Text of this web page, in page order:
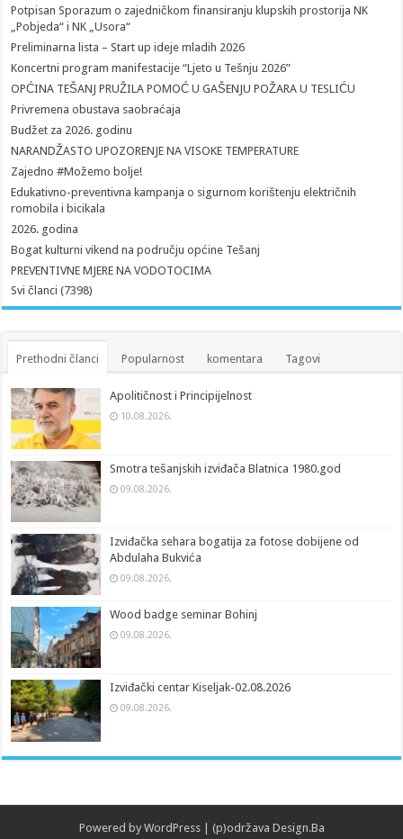
Potpisan Sporazum o zajedničkom finansiranju klupskih prostorija NK
„Pobjeda“ i NK „Usora“
Preliminarna lista – Start up ideje mladih 2026
Koncertni program manifestacije “Ljeto u Tešnju 2026”
OPĆINA TEŠANJ PRUŽILA POMOĆ U GAŠENJU POŽARA U TESLIĆU
Privremena obustava saobraćaja
Budžet za 2026. godinu
NARANDŽASTO UPOZORENJE NA VISOKE TEMPERATURE
Zajedno #Možemo bolje!
Edukativno-preventivna kampanja o sigurnom korištenju električnih
romobila i bicikala
2026. godina
Bogat kulturni vikend na području općine Tešanj
PREVENTIVNE MJERE NA VODOTOCIMA
Svi članci (7398)
Prethodni članci Popularnost komentara Tagovi
Apolitičnost i Principijelnost
10.08.2026.
Smotra tešanjskih izviđača Blatnica 1980.god
09.08.2026.
Izviđačka sehara bogatija za fotose dobijene od
Abdulaha Bukvića
09.08.2026.
Wood badge seminar Bohinj
09.08.2026.
Izviđački centar Kiseljak-02.08.2026
09.08.2026.
Powered by WordPress| (p)održava Design.Ba